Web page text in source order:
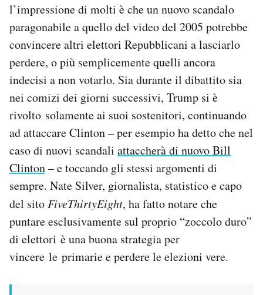
l’impressione di molti è che un nuovo scandalo
paragonabile a quello del video del 2005 potrebbe
convincere altri elettori Repubblicani a lasciarlo
perdere, o più semplicemente quelli ancora
indecisi a non votarlo. Sia durante il dibattito sia
nei comizi dei giorni successivi, Trump si è
rivolto solamente ai suoi sostenitori, continuando
ad attaccare Clinton – per esempio ha detto che nel
caso di nuovi scandali attaccherà di nuovo Bill
Clinton– e toccando gli stessi argomenti di
sempre. Nate Silver, giornalista, statistico e capo
del sito FiveThirtyEight, ha fatto notare che
puntare esclusivamente sul proprio “zoccolo duro”
di elettori è una buona strategia per
vincere le primarie e perdere le elezioni vere.